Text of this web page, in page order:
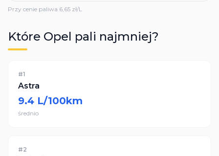
Przy cenie paliwa 6,65 zł/L
Które Opel pali najmniej?
#1
Astra
9.4 L/100km
średnio
#2